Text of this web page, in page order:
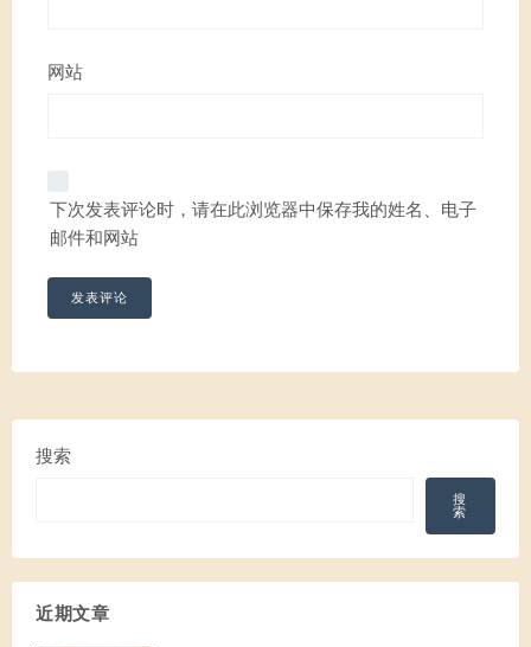
网站
下次发表评论时，请在此浏览器中保存我的姓名、电子
邮件和网站
搜索
搜
索
近期文章